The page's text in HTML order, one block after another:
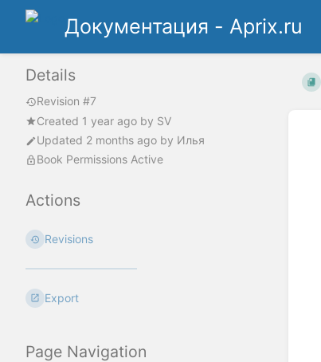
Документация - Aprix.ru
Details
Revision #7
Created 1 year ago by SV
Updated 2 months ago by Илья
Book Permissions Active
Actions
Revisions
Export
Page Navigation